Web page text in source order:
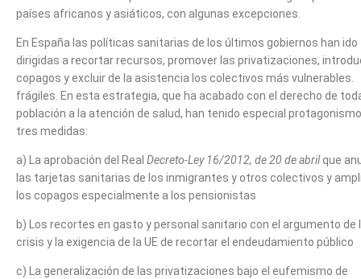
países africanos y asiáticos, con algunas excepciones.
En España las políticas sanitarias de los últimos gobiernos han ido
dirigidas a recortar recursos, promover las privatizaciones,
copagos y excluir de la asistencia los colectivos más vulnerables.
frágiles. En esta estrategia, que ha acabado con el derecho de
población a la atención de salud, han tenido especial protagonismo
tres medidas:
a) La aprobación del Real Decreto-Ley 16/2012, de 20 de abrilque
las tarjetas sanitarias de los inmigrantes y otros colectivos y
los copagos especialmente a los pensionistas
b) Los recortes en gasto y personal sanitario con el argumento de
crisis y la exigencia de la UE de recortar el endeudamiento público
c) La generalización de las privatizaciones bajo el eufemismo de